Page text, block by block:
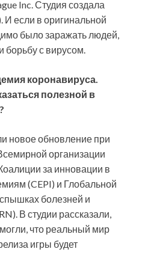
Inc. Студия создала
И если в оригинальной
было заражать людей,
борьбу с вирусом.
коронавируса.
полезной в
новое обновление при
организации
за инновации в
(CEPI) и Глобальной
болезней и
В студии рассказали,
что реальный мир
игры будет